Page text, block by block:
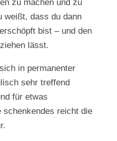
zu machen und zu
weißt, dass du dann
bist – und den
lässt.
in permanenter
sehr treffend
für etwas
schenkendes reicht die